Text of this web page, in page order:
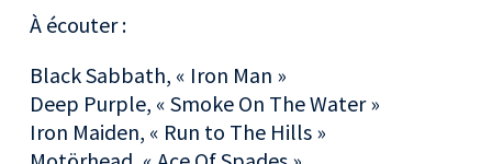
À écouter :
Black Sabbath, « Iron Man »
Deep Purple, « Smoke On The Water »
Iron Maiden, « Run to The Hills »